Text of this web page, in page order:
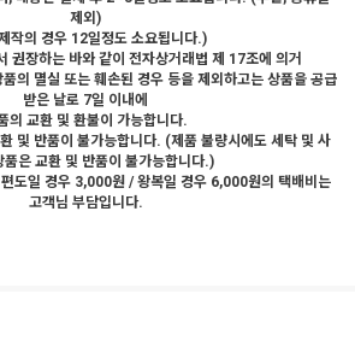
제외)
작의 경우 12일정도 소요됩니다.)
권장하는 바와 같이 전자상거래법 제 17조에 의거
의 멸실 또는 훼손된 경우 등을 제외하고는 상품을 공급
받은 날로 7일 이내에
의 교환 및 환불이 가능합니다.
및 반품이 불가능합니다. (제품 불량시에도 세탁 및 사
품은 교환 및 반품이 불가능합니다.)
도일 경우 3,000원 / 왕복일 경우 6,000원의 택배비는
고객님 부담입니다.